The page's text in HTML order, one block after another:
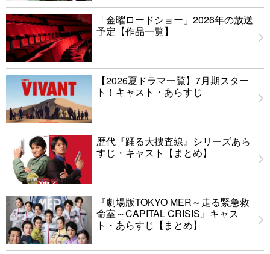
「金曜ロードショー」2026年の放送
予定【作品一覧】
【2026夏ドラマ一覧】7月期スター
ト！キャスト・あらすじ
歴代『踊る大捜査線』シリーズあら
すじ・キャスト【まとめ】
『劇場版TOKYO MER～走る緊急救
命室～CAPITAL CRISIS』キャス
ト・あらすじ【まとめ】